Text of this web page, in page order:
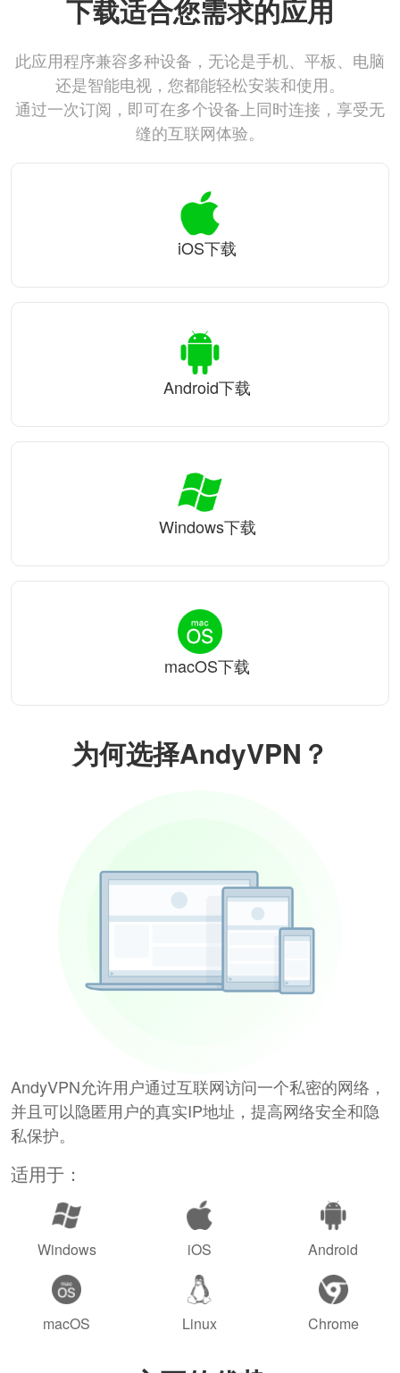
为何选择AndyVPN？
AndyVPN允许用户通过互联网访问一个私密的网络，
并且可以隐匿用户的真实IP地址，提高网络安全和隐
私保护。
适用于：
Windows iOS Android
macOS Linux Chrome
下载适合您需求的应用
此应用程序兼容多种设备，无论是手机、平板、电脑
还是智能电视，您都能轻松安装和使用。
通过一次订阅，即可在多个设备上同时连接，享受无
缝的互联网体验。
iOS下载
Android下载
Windows下载
macOS下载